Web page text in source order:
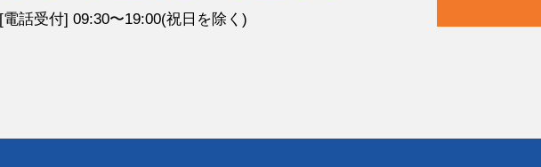
[電話受付] 09:30〜19:00(祝日を除く)